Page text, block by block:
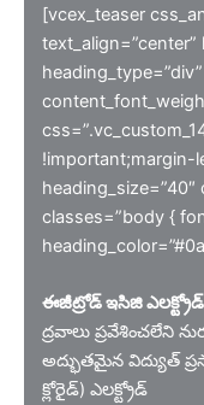
[vcex_teaser
text_align=”center”
!important;margin-
classes=”body {
ఈజీట్రోడ్ ఇసిజి
ద్రవాలు ప్రవేశించలేని
అద్భుతమైన విద్యుత్
క్లోరైడ్) ఎలక్ట్రోడ్